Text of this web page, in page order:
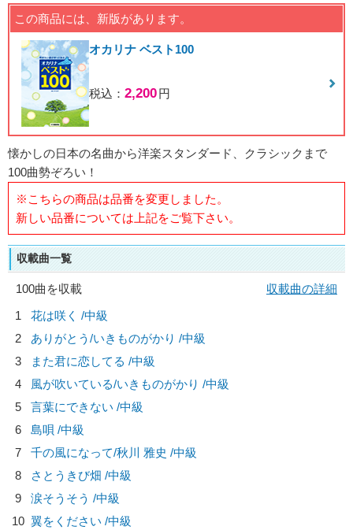
この商品には、新版があります。
オカリナ ベスト100
税込： 2,200円
懐かしの日本の名曲から洋楽スタンダード、クラシックまで
100曲勢ぞろい！
※こちらの商品は品番を変更しました。
新しい品番については上記をご覧下さい。
収載曲一覧
100曲を収載
収載曲の詳細
1
花は咲く /中級
2
ありがとう/いきものがかり /中級
3
また君に恋してる /中級
4
風が吹いている/いきものがかり /中級
5
言葉にできない /中級
6
島唄 /中級
7
千の風になって/秋川 雅史 /中級
8
さとうきび畑 /中級
9
涙そうそう /中級
10 翼をください /中級